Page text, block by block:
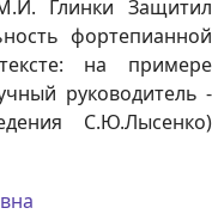
Глинки Защитил
фортепианной
на примере
руководитель -
С.Ю.Лысенко)